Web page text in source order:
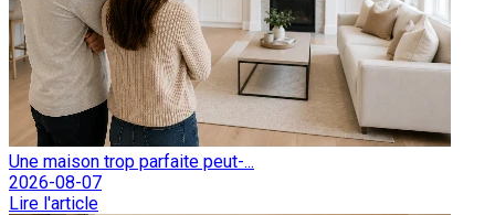
Une maison trop parfaite peut-...
2026-08-07
Lire l'article